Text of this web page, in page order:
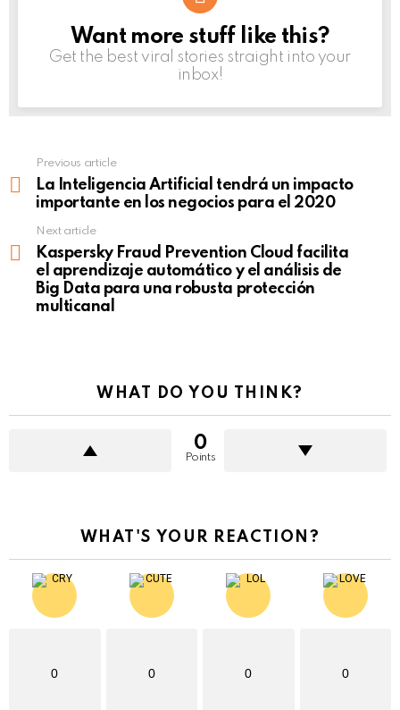
NEWSLETTER
Want more stuff like this?
Get the best viral stories straight into your
inbox!
more
Previous article
La Inteligencia Artificial tendrá un impacto
importante en los negocios para el 2020
Next article
Kaspersky Fraud Prevention Cloud facilita
el aprendizaje automático y el análisis de
Big Data para una robusta protección
multicanal
WHAT DO YOU THINK?
0
Points
WHAT'S YOUR REACTION?
0 0 0 0